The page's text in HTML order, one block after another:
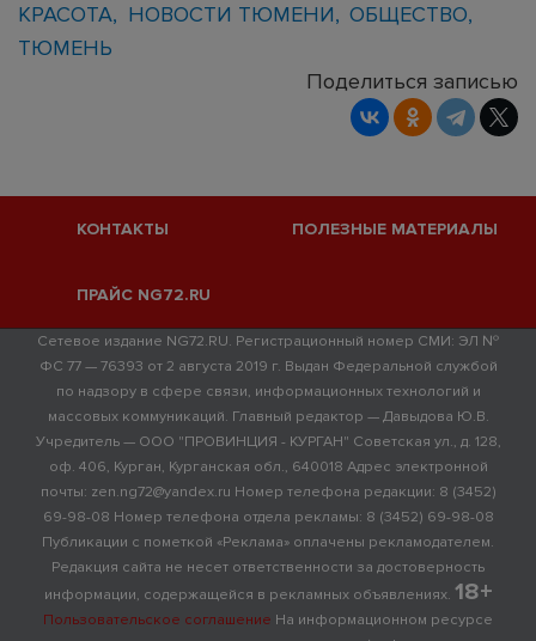
КРАСОТА НОВОСТИ ТЮМЕНИ
ОБЩЕСТВО
ТЮМЕНЬ
Поделиться записью
КОНТАКТЫ ПОЛЕЗНЫЕ МАТЕРИАЛЫ
ПРАЙС NG72.RU
Сетевое издание NG72.RU. Регистрационный номер СМИ: ЭЛ №
ФС 77 — 76393 от 2 августа 2019 г. Выдан Федеральной службой
по надзору в сфере связи, информационных технологий и
массовых коммуникаций. Главный редактор — Давыдова Ю.В.
Учредитель — ООО "ПРОВИНЦИЯ - КУРГАН" Советская ул., д. 128,
оф. 406, Курган, Курганская обл., 640018 Адрес электронной
почты: zen.ng72@yandex.ru Номер телефона редакции: 8 (3452)
69-98-08 Номер телефона отдела рекламы: 8 (3452) 69-98-08
Публикации с пометкой «Реклама» оплачены рекламодателем.
Редакция сайта не несет ответственности за достоверность
информации, содержащейся в рекламных объявлениях. 18+
Пользовательское соглашение На информационном ресурсе